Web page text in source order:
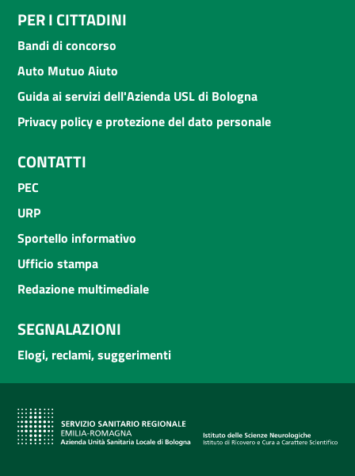
PER I CITTADINI
Bandi di concorso
Auto Mutuo Aiuto
Guida ai servizi dell'Azienda USL di Bologna
Privacy policy e protezione del dato personale
CONTATTI
PEC
URP
Sportello informativo
Ufficio stampa
Redazione multimediale
SEGNALAZIONI
Elogi, reclami, suggerimenti